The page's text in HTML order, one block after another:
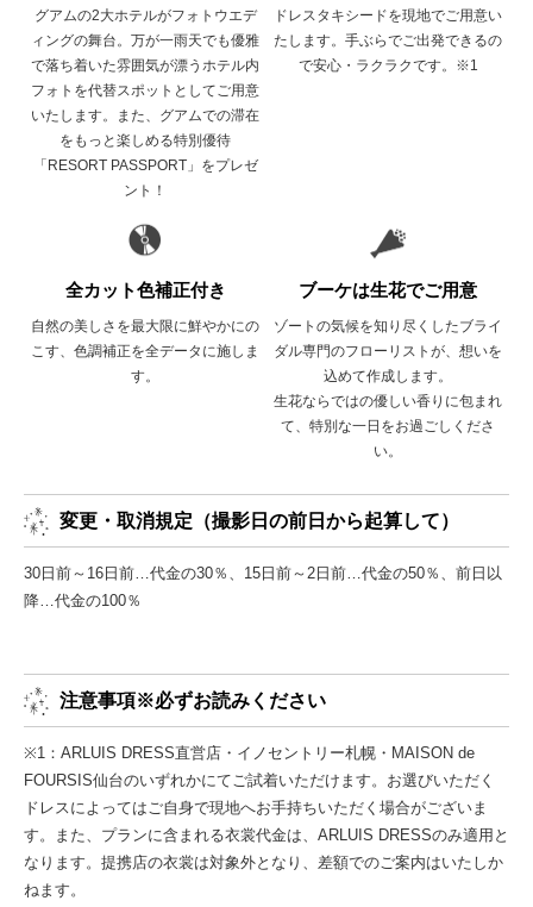
グアムの2大ホテルがフォトウエデ
ィングの舞台。万が一雨天でも優雅
で落ち着いた雰囲気が漂うホテル内
フォトを代替スポットとしてご用意
いたします。また、グアムでの滞在
をもっと楽しめる特別優待
「RESORT PASSPORT」をプレゼ
ント！
ドレスタキシードを現地でご用意い
たします。手ぶらでご出発できるの
で安心・ラクラクです。※1
全カット色補正付き
自然の美しさを最大限に鮮やかにの
こす、色調補正を全データに施しま
す。
ブーケは生花でご用意
ゾートの気候を知り尽くしたブライ
ダル専門のフローリストが、想いを
込めて作成します。
生花ならではの優しい香りに包まれ
て、特別な一日をお過ごしくださ
い。
変更・取消規定（撮影日の前日から起算して）
30日前～16日前…代金の30％、15日前～2日前…代金の50％、前日以
降…代金の100％
注意事項※必ずお読みください
※1：ARLUIS DRESS直営店・イノセントリー札幌・MAISON de
FOURSIS仙台のいずれかにてご試着いただけます。お選びいただく
ドレスによってはご自身で現地へお手持ちいただく場合がございま
す。また、プランに含まれる衣裳代金は、ARLUIS DRESSのみ適用と
なります。提携店の衣裳は対象外となり、差額でのご案内はいたしか
ねます。